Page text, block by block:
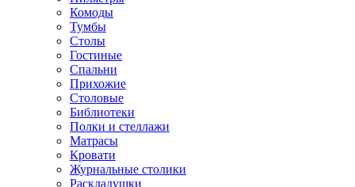
Комоды
Тумбы
Столы
Гостиные
Спальни
Прихожие
Столовые
Библиотеки
Полки и стеллажи
Матрасы
Кровати
Журнальные столики
Раскладушки